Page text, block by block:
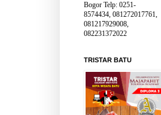
Bogor Telp: 0251-
8574434, 081272017761,
081217929008,
082231372022
TRISTAR BATU